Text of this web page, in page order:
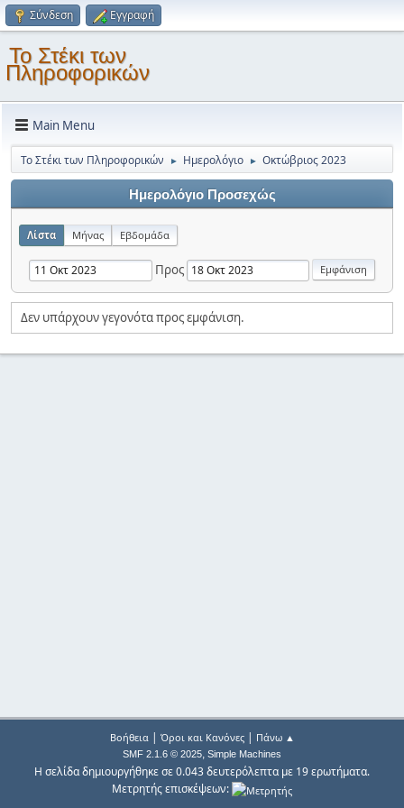
Σύνδεση Εγγραφή
Το Στέκι των
Πληροφορικών
Main Menu
Το Στέκι των Πληροφορικών ► Ημερολόγιο ► Οκτώβριος 2023
Ημερολόγιο Προσεχώς
Λίστα Μήνας Εβδομάδα
Προς
Δεν υπάρχουν γεγονότα προς εμφάνιση.
Βοήθεια| Όροι και Κανόνες| Πάνω ▲
SMF 2.1.6 © 2025, Simple Machines
Η σελίδα δημιουργήθηκε σε 0.043 δευτερόλεπτα με 19 ερωτήματα.
Μετρητής επισκέψεων: